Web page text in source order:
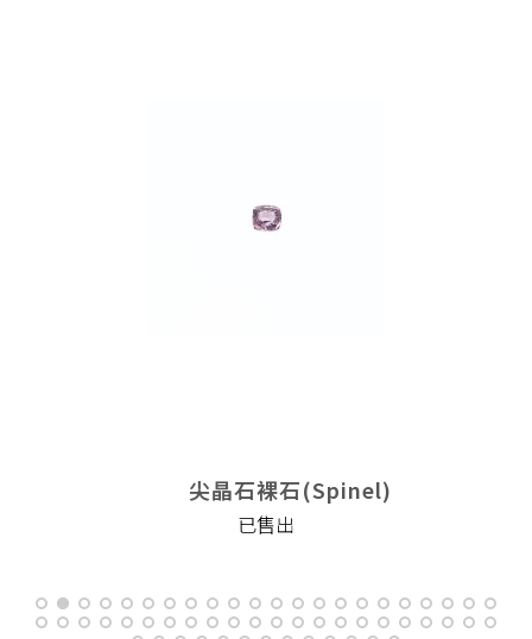
尖晶石裸石(Spinel)
已售出